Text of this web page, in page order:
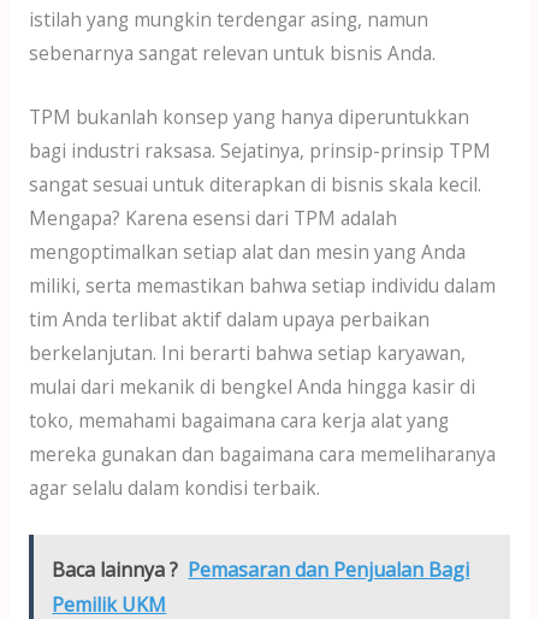
istilah yang mungkin terdengar asing, namun
sebenarnya sangat relevan untuk bisnis Anda.
TPM bukanlah konsep yang hanya diperuntukkan
bagi industri raksasa. Sejatinya, prinsip-prinsip TPM
sangat sesuai untuk diterapkan di bisnis skala kecil.
Mengapa? Karena esensi dari TPM adalah
mengoptimalkan setiap alat dan mesin yang Anda
miliki, serta memastikan bahwa setiap individu dalam
tim Anda terlibat aktif dalam upaya perbaikan
berkelanjutan. Ini berarti bahwa setiap karyawan,
mulai dari mekanik di bengkel Anda hingga kasir di
toko, memahami bagaimana cara kerja alat yang
mereka gunakan dan bagaimana cara memeliharanya
agar selalu dalam kondisi terbaik.
Baca lainnya ? Pemasaran dan Penjualan Bagi
Pemilik UKM